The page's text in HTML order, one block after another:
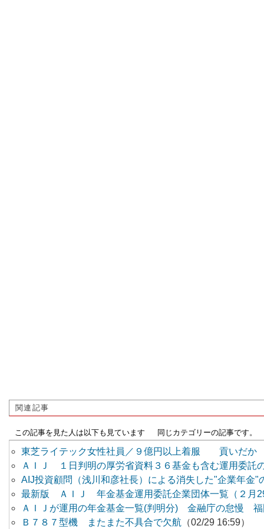
関連記事
この記事を見た人は以下も見ています 同じカテゴリーの記事です。
東芝ライテック女性社員／９億円以上着服 貢
ＡＩＪ １日判明の厚労省資料３６基金も含む運用委託
AIJ投資顧問（浅川和彦社長）による消失した"企業年金"
最新版 ＡＩＪ 年金基金運用委託企業団体一覧（２月
ＡＩＪが運用の年金基金一覧(判明分) 金融庁の怠慢 福
Ｂ７８７型機 またまた不具合で欠航 （02/29 16:59）